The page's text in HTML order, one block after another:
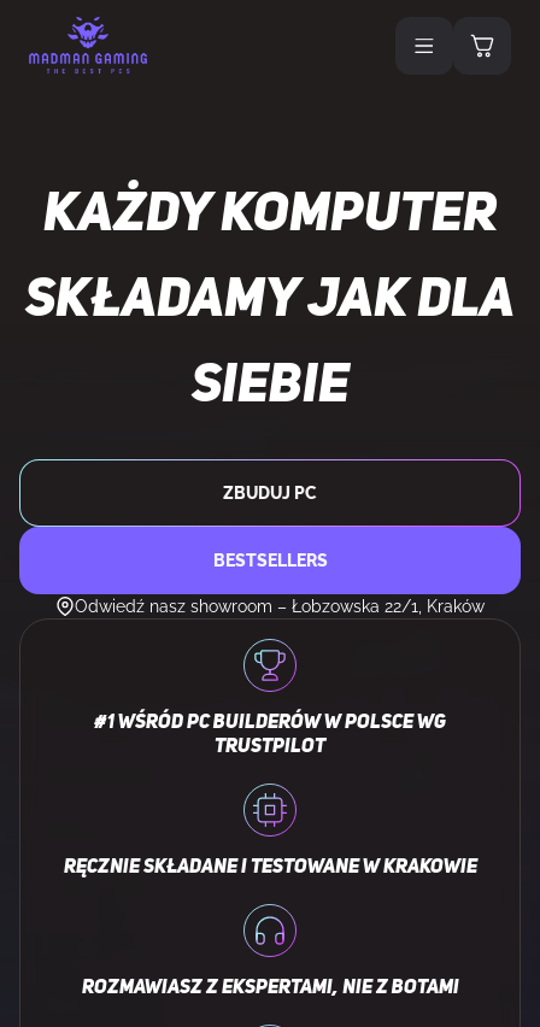
KAŻDY KOMPUTER
SKŁADAMY JAK DLA
SIEBIE
ZBUDUJ PC
BESTSELLERS
Odwiedź nasz showroom – Łobzowska 22/1, Kraków
#1 WŚRÓD PC BUILDERÓW W POLSCE WG
TRUSTPILOT
RĘCZNIE SKŁADANE I TESTOWANE W KRAKOWIE
ROZMAWIASZ Z EKSPERTAMI, NIE Z BOTAMI